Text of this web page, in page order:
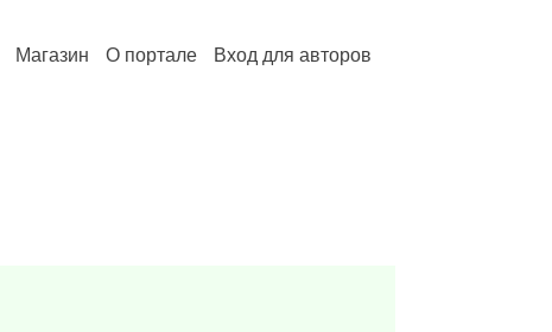
Магазин О портале Вход для авторов